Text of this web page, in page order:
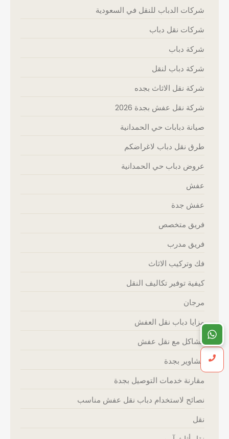
شركات الدباب للنقل في السعودية
شركات نقل دباب
شركة دباب
شركة دباب لنقل
شركة نقل الاثاث بجده
شركة نقل عفش بجدة 2026
صيانة دبابات حي الحمدانية
طرق نقل دباب لاغراضكم
عروض دباب حي الحمدانية
عفش
عفش جدة
فريق متخصص
فريق مدرب
فك وتركيب الاثاث
كيفية توفير تكاليف النقل
مرجان
مزايا دباب نقل العفش
مشاكل مع نقل عفش
مشاوير بجدة
مقارنة خدمات التوصيل بجدة
نصائح لاستخدام دباب نقل عفش مناسب
نقل